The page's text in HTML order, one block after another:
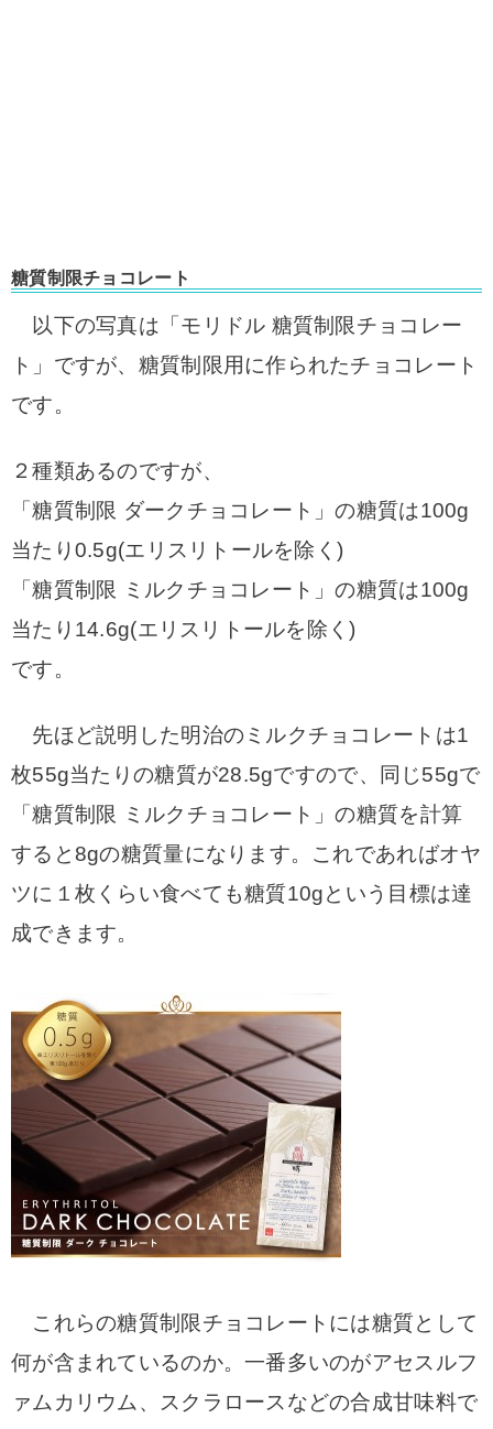
糖質制限チョコレート
以下の写真は「モリドル 糖質制限チョコレー
ト」ですが、糖質制限用に作られたチョコレート
です。
２種類あるのですが、
「糖質制限 ダークチョコレート」の糖質は100g
当たり0.5g(エリスリトールを除く)
「糖質制限 ミルクチョコレート」の糖質は100g
当たり14.6g(エリスリトールを除く)
です。
先ほど説明した明治のミルクチョコレートは1
枚55g当たりの糖質が28.5gですので、同じ55gで
「糖質制限 ミルクチョコレート」の糖質を計算
すると8gの糖質量になります。これであればオヤ
ツに１枚くらい食べても糖質10gという目標は達
成できます。
これらの糖質制限チョコレートには糖質として
何が含まれているのか。一番多いのがアセスルフ
ァムカリウム、スクラロースなどの合成甘味料で